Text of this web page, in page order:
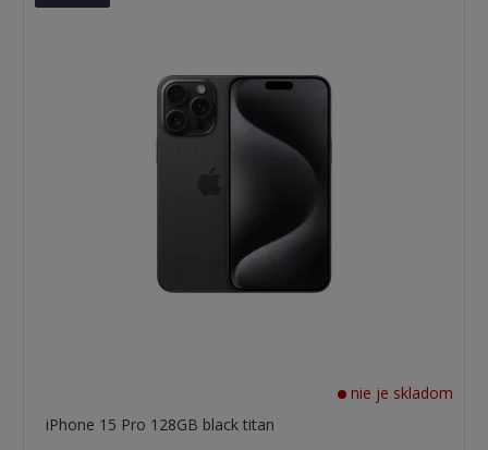
nie je skladom
iPhone 15 Pro 128GB black titan